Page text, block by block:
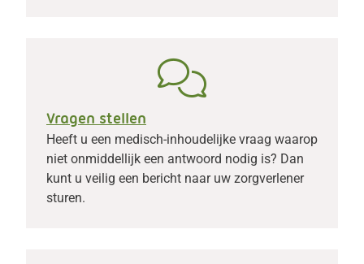
Vragen stellen
Heeft u een medisch-inhoudelijke vraag waarop
niet onmiddellijk een antwoord nodig is? Dan
kunt u veilig een bericht naar uw zorgverlener
sturen.